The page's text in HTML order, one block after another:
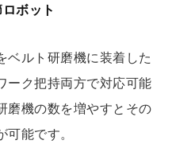
ボット
ベルト研磨機に装着した
ーク把持両方で対応可能
磨機の数を増やすとその
能です。